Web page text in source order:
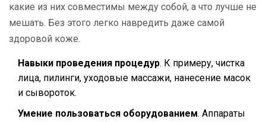
какие из них совместимы между собой, а что лучше не
мешать. Без этого легко навредить даже самой
здоровой коже.
Навыки проведения процедур. К примеру, чистка
лица, пилинги, уходовые массажи, нанесение масок
и сывороток.
Умение пользоваться оборудованием. Аппараты